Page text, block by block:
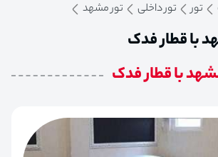
تور تور داخلی تور مشهد
با قطار فدک
با قطار فدک